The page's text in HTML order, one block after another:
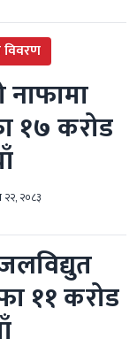
विवरण
नाफामा
१७ करोड
२२, २०८३
११ करोड